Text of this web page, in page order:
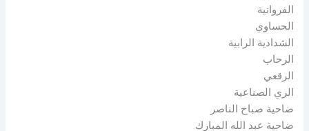
الفروانية
الحساوي
الشدادية الرابية
الرحاب
الرقعي
الري الصناعية
ضاحية صباح الناصر
ضاحية عبد الله المبارك